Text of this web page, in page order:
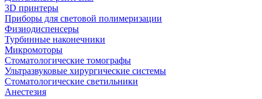
3D принтеры
Приборы для световой полимеризации
Физиодиспенсеры
Турбинные наконечники
Микромоторы
Стоматологические томографы
Ультразвуковые хирургические системы
Стоматологические светильники
Анестезия